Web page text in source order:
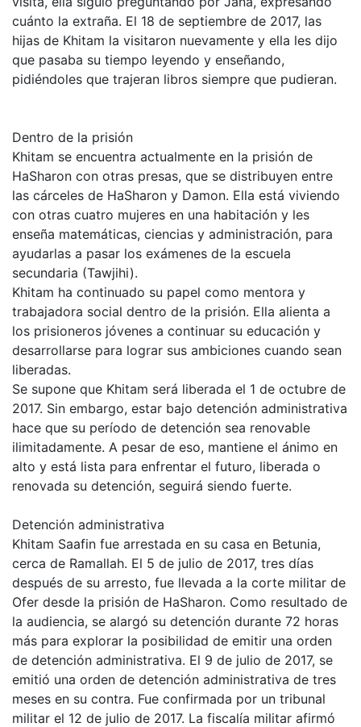
cuánto la extraña. El 18 de septiembre de 2017, las
hijas de Khitam la visitaron nuevamente y ella les dijo
que pasaba su tiempo leyendo y enseñando,
pidiéndoles que trajeran libros siempre que pudieran.
Dentro de la prisión
Khitam se encuentra actualmente en la prisión de
HaSharon con otras presas, que se distribuyen entre
las cárceles de HaSharon y Damon. Ella está viviendo
con otras cuatro mujeres en una habitación y les
enseña matemáticas, ciencias y administración, para
ayudarlas a pasar los exámenes de la escuela
secundaria (Tawjihi).
Khitam ha continuado su papel como mentora y
trabajadora social dentro de la prisión. Ella alienta a
los prisioneros jóvenes a continuar su educación y
desarrollarse para lograr sus ambiciones cuando sean
liberadas.
Se supone que Khitam será liberada el 1 de octubre de
2017. Sin embargo, estar bajo detención administrativa
hace que su período de detención sea renovable
ilimitadamente. A pesar de eso, mantiene el ánimo en
alto y está lista para enfrentar el futuro, liberada o
renovada su detención, seguirá siendo fuerte.
Detención administrativa
Khitam Saafin fue arrestada en su casa en Betunia,
cerca de Ramallah. El 5 de julio de 2017, tres días
después de su arresto, fue llevada a la corte militar de
Ofer desde la prisión de HaSharon. Como resultado de
la audiencia, se alargó su detención durante 72 horas
más para explorar la posibilidad de emitir una orden
de detención administrativa. El 9 de julio de 2017, se
emitió una orden de detención administrativa de tres
meses en su contra. Fue confirmada por un tribunal
militar el 12 de julio de 2017. La fiscalía militar afirmó